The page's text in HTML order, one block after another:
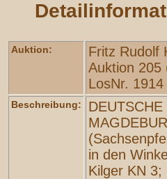
Auktion:
Fritz Rudolf
Auktion 205
LosNr. 1914
Beschreibung:
in den
Kilger KN